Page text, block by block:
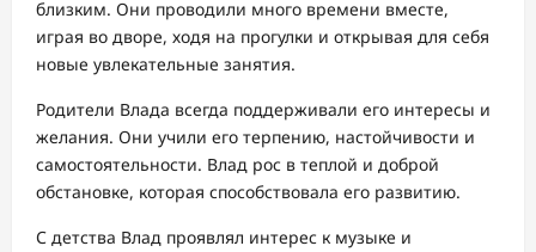
близким. Они проводили много времени вместе,
играя во дворе, ходя на прогулки и открывая для себя
новые увлекательные занятия.
Родители Влада всегда поддерживали его интересы и
желания. Они учили его терпению, настойчивости и
самостоятельности. Влад рос в теплой и доброй
обстановке, которая способствовала его развитию.
С детства Влад проявлял интерес к музыке и